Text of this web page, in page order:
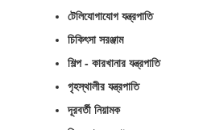
টেলিযোগাযোগ যন্ত্রপাতি
চিকিৎসা সরঞ্জাম
শিল্প - কারখানার যন্ত্রপাতি
গৃহস্থালীর যন্ত্রপাতি
দূরবর্তী নিয়ামক